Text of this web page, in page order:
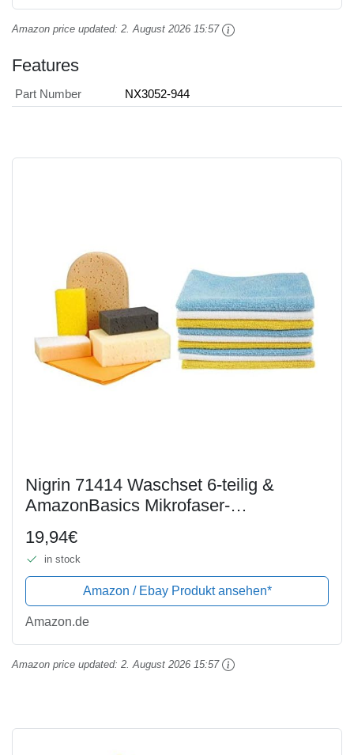
Amazon price updated: 2. August 2026 15:57
Features
Part Number NX3052-944
Nigrin 71414 Waschset 6-teilig &
AmazonBasics Mikrofaser-
19,94€
in stock
Amazon / Ebay Produkt ansehen*
Amazon.de
Amazon price updated: 2. August 2026 15:57